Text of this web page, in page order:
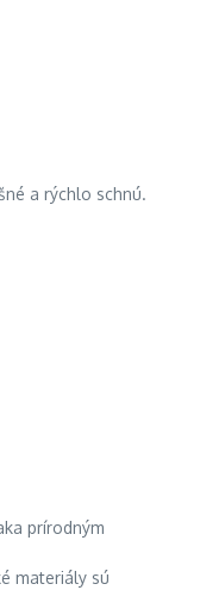
a rýchlo schnú.
prírodným
materiály sú